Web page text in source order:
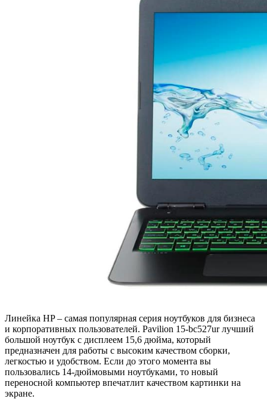
Линейка HP – самая популярная серия ноутбуков для бизнеса
и корпоративных пользователей. Pavilion 15-bc527ur лучший
большой ноутбук с дисплеем 15,6 дюйма, который
предназначен для работы с высоким качеством сборки,
легкостью и удобством. Если до этого момента вы
пользовались 14-дюймовыми ноутбуками, то новый
переносной компьютер впечатлит качеством картинки на
экране.